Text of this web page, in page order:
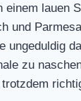
lauen
und
zu